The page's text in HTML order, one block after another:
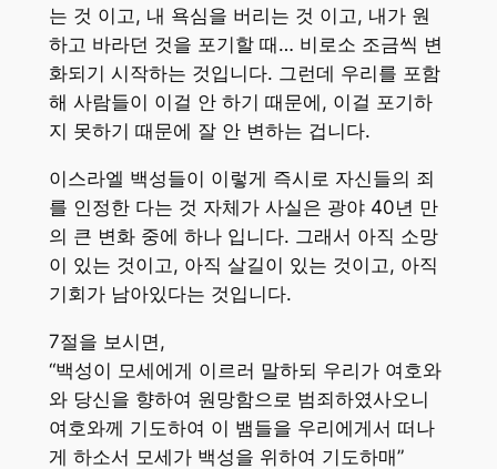
는 것 이고, 내 욕심을 버리는 것 이고, 내가 원
하고 바라던 것을 포기할 때… 비로소 조금씩 변
화되기 시작하는 것입니다. 그런데 우리를 포함
해 사람들이 이걸 안 하기 때문에, 이걸 포기하
지 못하기 때문에 잘 안 변하는 겁니다.
이스라엘 백성들이 이렇게 즉시로 자신들의 죄
를 인정한 다는 것 자체가 사실은 광야 40년 만
의 큰 변화 중에 하나 입니다. 그래서 아직 소망
이 있는 것이고, 아직 살길이 있는 것이고, 아직
기회가 남아있다는 것입니다.
7절을 보시면,
“백성이 모세에게 이르러 말하되 우리가 여호와
와 당신을 향하여 원망함으로 범죄하였사오니
여호와께 기도하여 이 뱀들을 우리에게서 떠나
게 하소서 모세가 백성을 위하여 기도하매”